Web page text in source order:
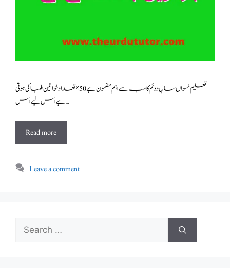
تعلیم نسواں سالِ دوئم کا سب سے اہم مضمون ہے 50٪ تعداد خواتین طلبا کی ہوتی
ہے اس لیے اس …
Read more
Leave a comment
Search
for: